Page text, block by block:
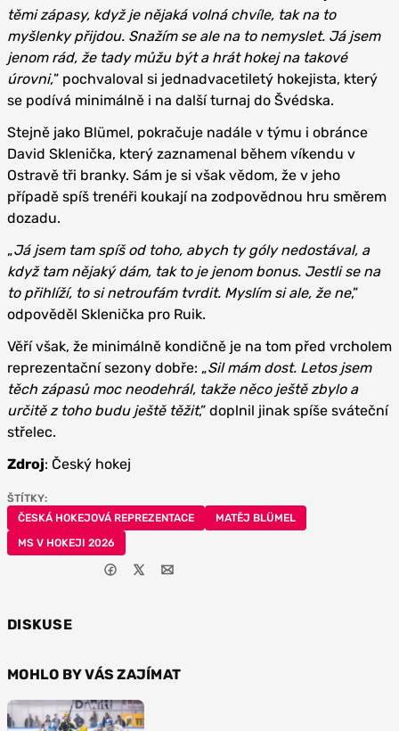
těmi zápasy, když je nějaká volná chvíle, tak na to
myšlenky přijdou. Snažím se ale na to nemyslet. Já jsem
jenom rád, že tady můžu být a hrát hokej na takové
úrovni,” pochvaloval si jednadvacetiletý hokejista, který
se podívá minimálně i na další turnaj do Švédska.
Stejně jako Blümel, pokračuje nadále v týmu i obránce
David Sklenička, který zaznamenal během víkendu v
Ostravě tři branky. Sám je si však vědom, že v jeho
případě spíš trenéři koukají na zodpovědnou hru směrem
dozadu.
„Já jsem tam spíš od toho, abych ty góly nedostával, a
když tam nějaký dám, tak to je jenom bonus. Jestli se na
to přihlíží, to si netroufám tvrdit. Myslím si ale, že ne,”
odpověděl Sklenička pro Ruik.
Věří však, že minimálně kondičně je na tom před vrcholem
reprezentační sezony dobře: „Sil mám dost. Letos jsem
těch zápasů moc neodehrál, takže něco ještě zbylo a
určitě z toho budu ještě těžit,” doplnil jinak spíše sváteční
střelec.
Zdroj: Český hokej
ŠTÍTKY:
ČESKÁ HOKEJOVÁ REPREZENTACE
MATĚJ BLÜMEL
MS V HOKEJI 2026
DISKUSE
MOHLO BY VÁS ZAJÍMAT